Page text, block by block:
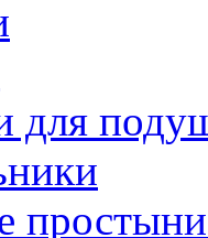
для